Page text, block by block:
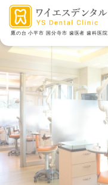
鷹の台 小平市 国分寺市 歯医者 歯科医院